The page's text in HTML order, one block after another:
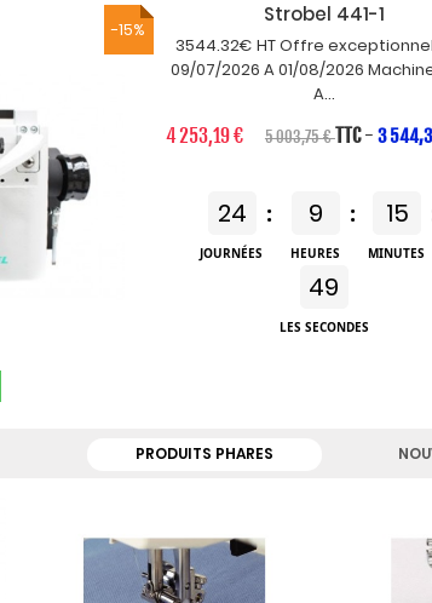
-15%
Strobel 441-1
3544.32€ HT Offre
09/07/2026 A 01/08/2026
A...
4 253,19 € 5 003,75 €TTC- 3
24 :
JOURNÉES
9 :
HEURES
15
MINUTES
47
LES SECONDES
PRODUITS PHARES